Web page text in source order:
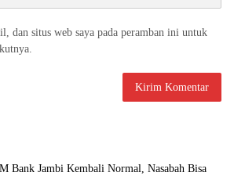
dan situs web saya pada peramban ini untuk
Bank Jambi Kembali Normal, Nasabah Bisa